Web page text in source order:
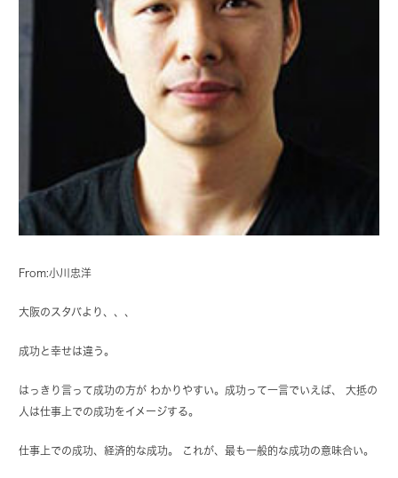
From:小川忠洋
大阪のスタバより、、、
成功と幸せは違う。
はっきり言って成功の方が わかりやすい。成功って一言でいえば、 大抵の
人は仕事上での成功をイメージする。
仕事上での成功、経済的な成功。 これが、最も一般的な成功の意味合い。